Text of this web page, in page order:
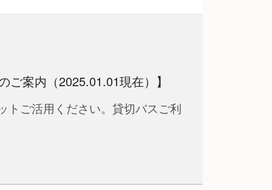
案内（2025.01.01現在）】
ご活用ください。貸切バスご利